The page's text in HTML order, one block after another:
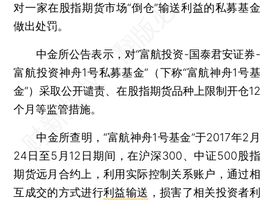
对一家在股指期货市场“倒仓”输送利益的私募基金
做出处罚。
中金所公告表示，对“富航投资-国泰君安证券-
富航投资神舟1号私募基金”（下称“富航神舟1号基
金”）采取公开谴责、在股指期货品种上限制开仓12
个月等监管措施。
中金所查明，“富航神舟1号基金”于2017年2月
24日至5月12日期间，在沪深300、中证500股指
期货远月合约上，利用实际控制关系账户，通过相
互成交的方式进行利益输送 ，损害了相关投资者利